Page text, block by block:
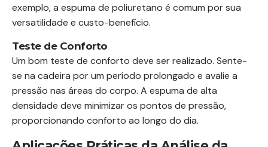
exemplo, a espuma de poliuretano é comum por sua
versatilidade e custo-benefício.
Teste de Conforto
Um bom teste de conforto deve ser realizado. Sente-
se na cadeira por um período prolongado e avalie a
pressão nas áreas do corpo. A espuma de alta
densidade deve minimizar os pontos de pressão,
proporcionando conforto ao longo do dia.